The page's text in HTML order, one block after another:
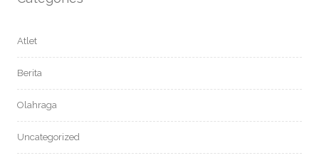
Atlet
Berita
Olahraga
Uncategorized